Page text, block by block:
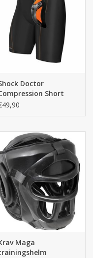
Doctor
Short
Maga